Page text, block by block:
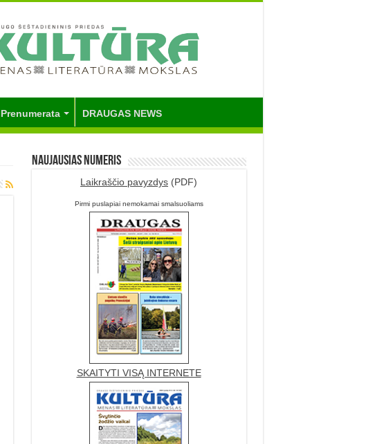
Prenumerata DRAUGAS NEWS
Naujausias numeris
Laikraščio pavyzdys (PDF)
Pirmi puslapiai nemokamai smalsuoliams
SKAITYTI VISĄ INTERNETE